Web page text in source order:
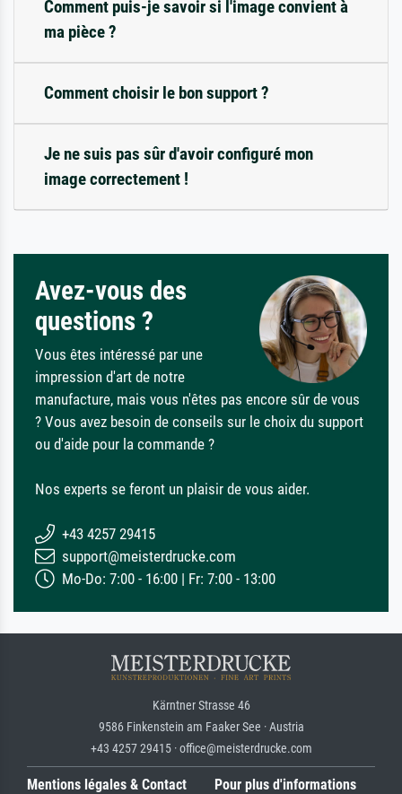
Comment puis-je savoir si l'image convient à
ma pièce ?
Comment choisir le bon support ?
Je ne suis pas sûr d'avoir configuré mon
image correctement !
Avez-vous des
questions ?
Vous êtes intéressé par une
impression d'art de notre
manufacture, mais vous n'êtes pas encore sûr de vous
? Vous avez besoin de conseils sur le choix du support
ou d'aide pour la commande ?
Nos experts se feront un plaisir de vous aider.
+43 4257 29415
support@meisterdrucke.com
Mo-Do: 7:00 - 16:00 | Fr: 7:00 - 13:00
Kärntner Strasse 46
9586 Finkenstein am Faaker See · Austria
+43 4257 29415 · office@meisterdrucke.com
Mentions légales & Contact Pour plus d'informations